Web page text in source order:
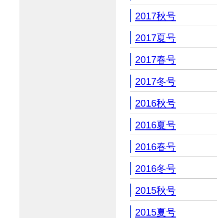
2017秋号
2017夏号
2017春号
2017冬号
2016秋号
2016夏号
2016春号
2016冬号
2015秋号
2015夏号